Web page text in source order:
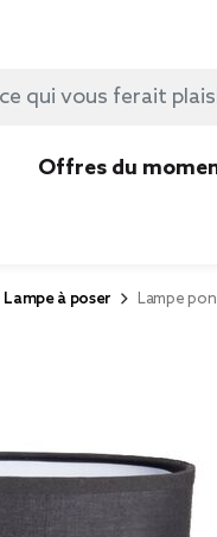
Offres du
Lampe à poser Lampe